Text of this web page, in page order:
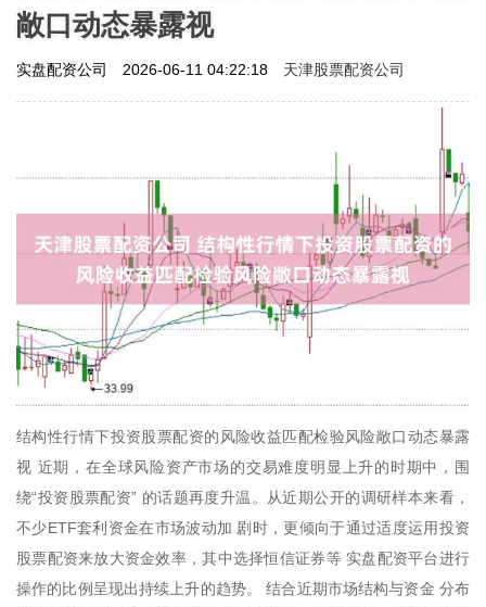
敞口动态暴露视
实盘配资公司 2026-06-11 04:22:18 天津股票配资公司
结构性行情下投资股票配资的风险收益匹配检验风险敞口动态暴露
视 近期，在全球风险资产市场的交易难度明显上升的时期中，围
绕“投资股票配资” 的话题再度升温。从近期公开的调研样本来看，
不少ETF套利资金在市场波动加 剧时，更倾向于通过适度运用投资
股票配资来放大资金效率，其中选择恒信证券等 实盘配资平台进行
操作的比例呈现出持续上升的趋势。 结合近期市场结构与资金 分布